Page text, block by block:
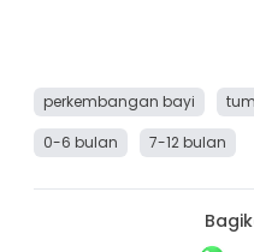
perkembangan bayi
0-6 bulan
7-12 bulan